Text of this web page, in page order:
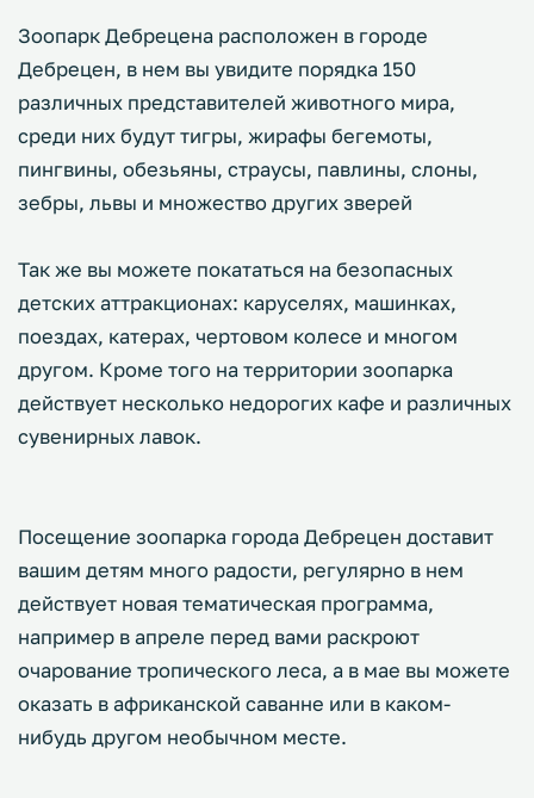
Зоопарк Дебрецена расположен в городе
Дебрецен, в нем вы увидите порядка 150
различных представителей животного мира,
среди них будут тигры, жирафы бегемоты,
пингвины, обезьяны, страусы, павлины, слоны,
зебры, львы и множество других зверей
Так же вы можете покататься на безопасных
детских аттракционах: каруселях, машинках,
поездах, катерах, чертовом колесе и многом
другом. Кроме того на территории зоопарка
действует несколько недорогих кафе и различных
сувенирных лавок.
Посещение зоопарка города Дебрецен доставит
вашим детям много радости, регулярно в нем
действует новая тематическая программа,
например в апреле перед вами раскроют
очарование тропического леса, а в мае вы можете
оказать в африканской саванне или в каком-
нибудь другом необычном месте.